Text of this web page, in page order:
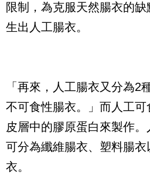
限制，為克服天然腸衣的
生出人工腸衣。
「再來，人工腸衣又分為2
不可食性腸衣。」而人工
皮層中的膠原蛋白來製作
可分為纖維腸衣、塑料腸
衣。